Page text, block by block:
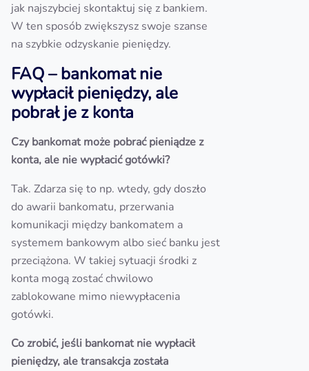
jak najszybciej skontaktuj się z bankiem.
W ten sposób zwiększysz swoje szanse
na szybkie odzyskanie pieniędzy.
FAQ – bankomat nie
wypłacił pieniędzy, ale
pobrał je z konta
Czy bankomat może pobrać pieniądze z
konta, ale nie wypłacić gotówki?
Tak. Zdarza się to np. wtedy, gdy doszło
do awarii bankomatu, przerwania
komunikacji między bankomatem a
systemem bankowym albo sieć banku jest
przeciążona. W takiej sytuacji środki z
konta mogą zostać chwilowo
zablokowane mimo niewypłacenia
gotówki.
Co zrobić, jeśli bankomat nie wypłacił
pieniędzy, ale transakcja została